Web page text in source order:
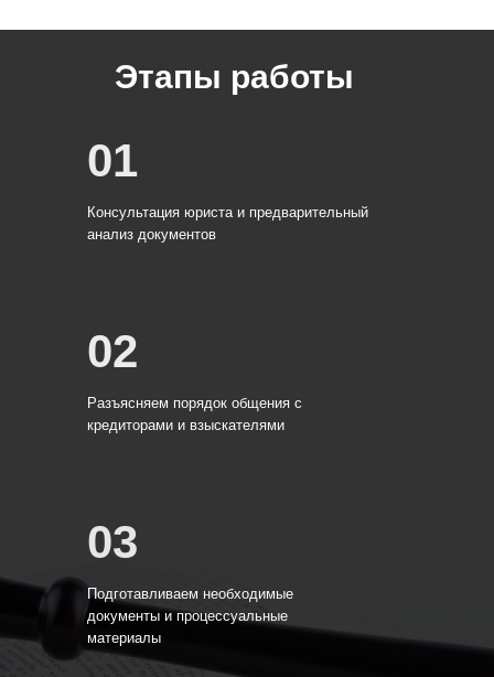
Этапы работы
01
Консультация юриста и предварительный
анализ документов
02
Разъясняем порядок общения с
кредиторами и взыскателями
03
Подготавливаем необходимые
документы и процессуальные
материалы